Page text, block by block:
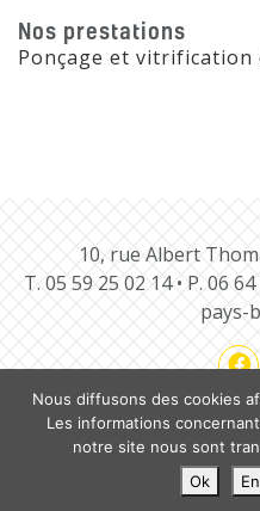
Nos prestations
Ponçage et vitrification
10, rue Albert
T. 05 59 25 02 14• P. 06 64
pays-
Notre charte Nos guides
Contact
Nous diffusons des cookies
Les informations
notre site nous sont
Ok